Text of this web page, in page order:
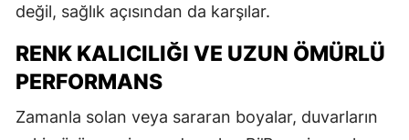
değil, sağlık açısından da karşılar.
RENK KALICILIĞI VE UZUN ÖMÜRLÜ
PERFORMANS
Zamanla solan veya sararan boyalar, duvarların